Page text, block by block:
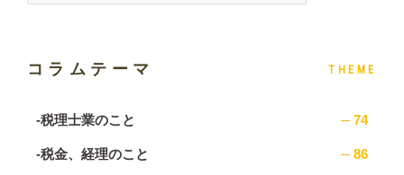
コラムテーマ THEME
-税理士業のこと 74
-税金、経理のこと 86